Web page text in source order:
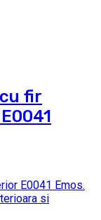
fir
E0041 Emos.
si